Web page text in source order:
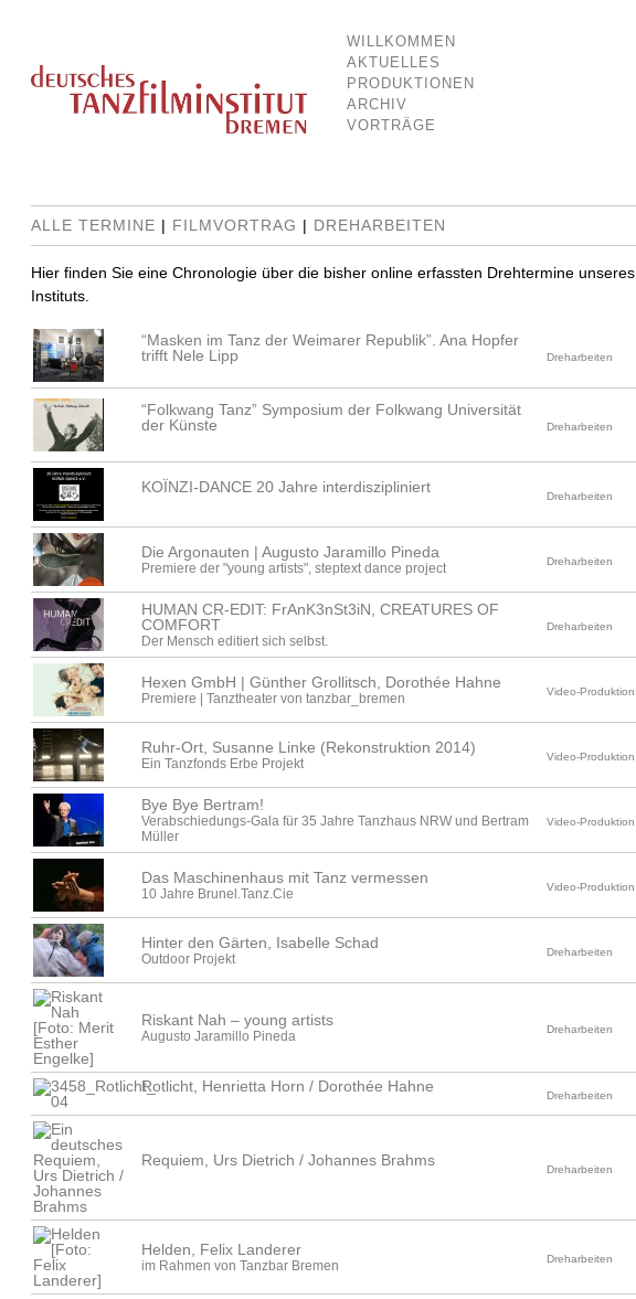
Deutsches Tanzfilminstitut Bremen
WILLKOMMEN
AKTUELLES
PRODUKTIONEN
ARCHIV
VORTRÄGE
ALLE TERMINE | FILMVORTRAG | DREHARBEITEN
Hier finden Sie eine Chronologie über die bisher online erfassten Drehtermine unseres
Instituts.
“Masken im Tanz der Weimarer Republik”. Ana Hopfer
trifft Nele Lipp
Dreharbeiten
“Folkwang Tanz” Symposium der Folkwang Universität
der Künste
Dreharbeiten
KOÏNZI-DANCE 20 Jahre interdiszipliniert
Dreharbeiten
Die Argonauten | Augusto Jaramillo Pineda
Premiere der "young artists", steptext dance project Dreharbeiten
HUMAN CR-EDIT: FrAnK3nSt3iN, CREATURES OF
COMFORT
Der Mensch editiert sich selbst.
Dreharbeiten
Hexen GmbH | Günther Grollitsch, Dorothée Hahne
Premiere | Tanztheater von tanzbar_bremen Video-Produktion
Ruhr-Ort, Susanne Linke (Rekonstruktion 2014)
Ein Tanzfonds Erbe Projekt Video-Produktion
Bye Bye Bertram!
Verabschiedungs-Gala für 35 Jahre Tanzhaus NRW und Bertram
Müller
Video-Produktion
Das Maschinenhaus mit Tanz vermessen
10 Jahre Brunel.Tanz.Cie Video-Produktion
Hinter den Gärten, Isabelle Schad
Outdoor Projekt Dreharbeiten
Riskant Nah – young artists
Augusto Jaramillo Pineda Dreharbeiten
Rotlicht, Henrietta Horn / Dorothée Hahne
Dreharbeiten
Requiem, Urs Dietrich / Johannes Brahms
Dreharbeiten
Helden, Felix Landerer
im Rahmen von Tanzbar Bremen Dreharbeiten